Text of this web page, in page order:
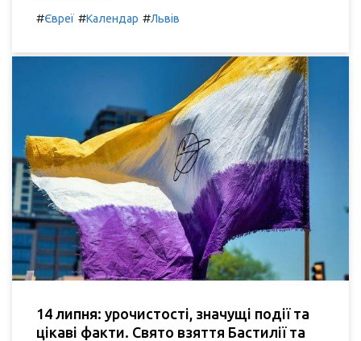
#Євреї #Календар #Львів
14 липня: урочистості, значущі події та
цікаві факти. Свято взяття Бастилії та